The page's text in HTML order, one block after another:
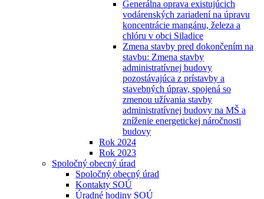
Generálna oprava existujúcich
vodárenských zariadení na úpravu
koncentrácie mangánu, železa a
chlóru v obci Siladice
Zmena stavby pred dokončením na
stavbu: Zmena stavby
administratívnej budovy
pozostávajúca z prístavby a
stavebných úprav, spojená so
zmenou užívania stavby
administratívnej budovy na MŠ a
zníženie energetickej náročnosti
budovy
Rok 2024
Rok 2023
Spoločný obecný úrad
Spoločný obecný úrad
Kontakty SOÚ
Úradné hodiny SOÚ